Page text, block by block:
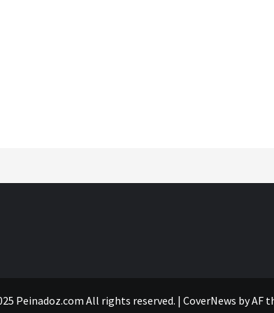
Peinadoz.com All rights reserved. | CoverNews by AF